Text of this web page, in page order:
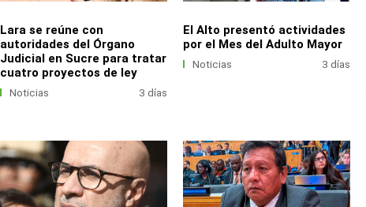
Lara se reúne con
autoridades del Órgano
Judicial en Sucre para tratar
cuatro proyectos de ley
Noticias 3 días
El Alto presentó actividades
por el Mes del Adulto Mayor
Noticias 3 días